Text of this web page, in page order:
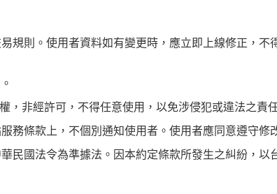
規則。使用者資料如有變更時，應立即上線修正，不
，非經許可，不得任意使用，以免涉侵犯或違法之責
務條款上，不個別通知使用者。使用者應同意遵守修
民國法令為準據法。因本約定條款所發生之糾紛，以